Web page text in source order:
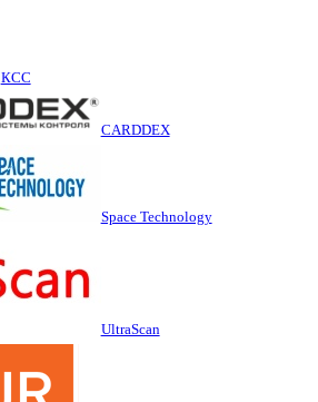
КСС
CARDDEX
Space Technology
UltraScan